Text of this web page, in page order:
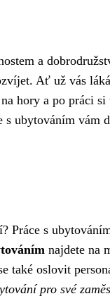
a
Ať už vás
hory a po práci
ubytováním vám
Práce s
najdete na
oslovit
pro své